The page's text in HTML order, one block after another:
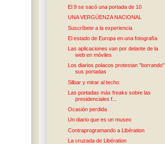
El 9 se sacó una portada de 10
UNA VERGÜENZA NACIONAL
Suscríbete a la experiencia
El estado de Europa en una fotografía
Las aplicaciones van por delante de la
web en móviles
Los diarios polacos protestan "borrando"
sus portadas
Silbar y mirar al techo
Las portadas más freaks sobre las
presidenciales f...
Ocasión perdida
Un diario que es un museo
Contraprogramando a Libération
La cruzada de Libération